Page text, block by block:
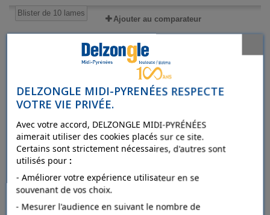
Blister de 10 lames
Ajouter au comparateur
DELZONGLE MIDI-PYRENÉES RESPECTE
VOTRE VIE PRIVÉE.
Avec votre accord, DELZONGLE MIDI-PYRÉNÉES
aimerait utiliser des cookies placés sur ce site.
Certains sont strictement nécessaires, d'autres sont
utilisés pour :
- Améliorer votre expérience utilisateur en se
souvenant de vos choix.
- Mesurer l'audience en suivant le nombre de